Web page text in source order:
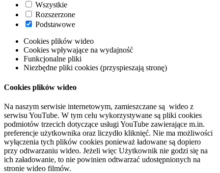
Wszystkie
Rozszerzone
Podstawowe
Cookies plików wideo
Cookies wpływające na wydajność
Funkcjonalne pliki
Niezbędne pliki cookies (przyspieszają stronę)
Cookies plików wideo
Na naszym serwisie internetowym, zamieszczane są wideo z
serwisu YouTube. W tym celu wykorzystywane są pliki cookies
podmiotów trzecich dotyczące usługi YouTube zawierające m.in.
preferencje użytkownika oraz liczydło kliknięć. Nie ma możliwości
wyłączenia tych plików cookies ponieważ ładowane są dopiero
przy odtwarzaniu wideo. Jeżeli więc Użytkownik nie godzi się na
ich załadowanie, to nie powinien odtwarzać udostępnionych na
stronie wideo filmów.